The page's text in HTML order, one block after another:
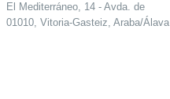
El Mediterráneo, 14 - Avda. de
01010, Vitoria-Gasteiz, Araba/Álava